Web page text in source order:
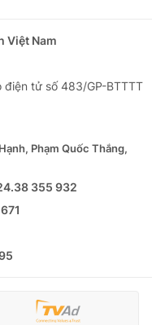
Việt Nam
tử số 483/GP-BTTTT
Phạm Quốc Thắng,
355 932